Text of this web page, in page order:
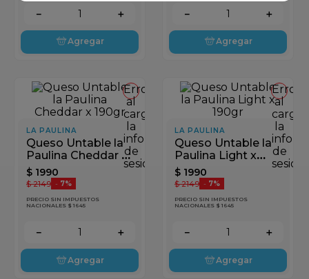
＋
－
Agregar
＋
－
Agregar
Error
al
cargar
la
información
de
sesión
LA PAULINA
Queso Untable la
Paulina Cheddar x
190gr
$ 1990
$ 2149 - 7%
PRECIO SIN IMPUESTOS
NACIONALES $ 1645
＋
－
Agregar
Error
al
cargar
la
de
sesión
LA PAULINA
Queso Untable la
Paulina Light x
190gr
$ 1990
$ 2149 - 7%
PRECIO SIN IMPUESTOS
NACIONALES $ 1645
＋
－
Agregar